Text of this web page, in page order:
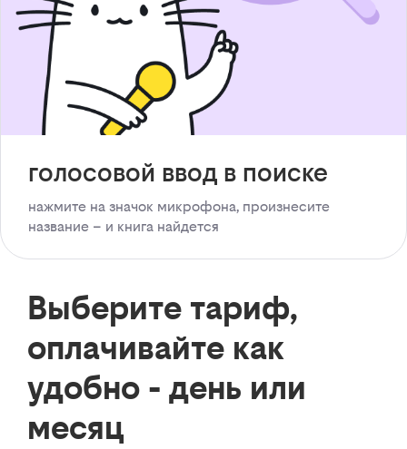
голосовой ввод в поиске
нажмите на значок микрофона, произнесите
название – и книга найдется
Выберите тариф,
оплачивайте как
удобно - день или
месяц